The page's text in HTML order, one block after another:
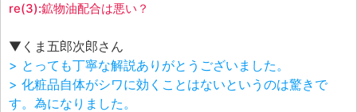
re(3):鉱物油配合は悪い？
▼くま五郎次郎さん
> とっても丁寧な解説ありがとうございました。
> 化粧品自体がシワに効くことはないというのは驚きで
す。為になりました。